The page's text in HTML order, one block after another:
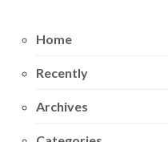
Home
Recently
Archives